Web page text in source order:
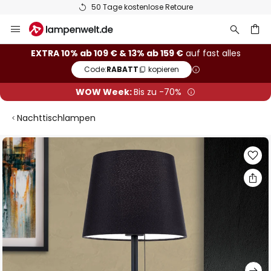
50 Tage kostenlose Retoure
Inhalt
springen
EXTRA 10% ab 109 € & 13% ab 159 €auf fast alles
Code:RABATT kopieren
WOW Week:Bis zu -70%
Nachttischlampen
Zum
Ende
der
Bildgalerie
springen